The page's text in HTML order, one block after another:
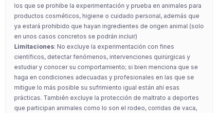
los que se prohíbe la experimentación y prueba en animales para
productos cosméticos, higiene o cuidado personal, además que
ya estará prohibido que hayan ingredientes de origen animal (solo
en unos casos concretos se podrán incluir)
Limitaciones: No excluye la experimentación con fines
científicos, detectar fenómenos, intervenciones quirúrgicas y
estudiar y conocer su comportamiento; si bien menciona que se
haga en condiciones adecuadas y profesionales en las que se
mitigue lo más posible su sufrimiento igual están ahí esas
prácticas. También excluye la protección de maltrato a deportes
que participan animales como lo son el rodeo, corridas de vaca,